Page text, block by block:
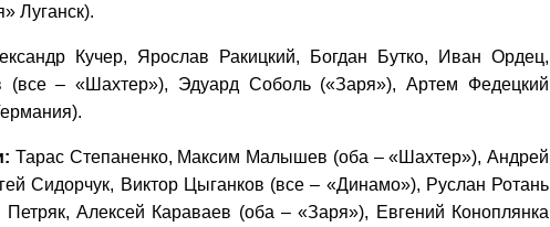
Луганск).
Кучер, Ярослав Ракицкий, Богдан Бутко, Иван Ордец,
(все – «Шахтер»), Эдуард Соболь («Заря»), Артем Федецкий
Тарас Степаненко, Максим Малышев (оба – «Шахтер»), Андрей
Сидорчук, Виктор Цыганков (все – «Динамо»), Руслан Ротань
Алексей Караваев (оба – «Заря»), Евгений Коноплянка